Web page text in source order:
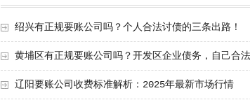
绍兴有正规要账公司吗？个人合法讨债的三条出路！
黄埔区有正规要账公司吗？开发区企业债务，自己合
辽阳要账公司收费标准解析：2025年最新市场行情